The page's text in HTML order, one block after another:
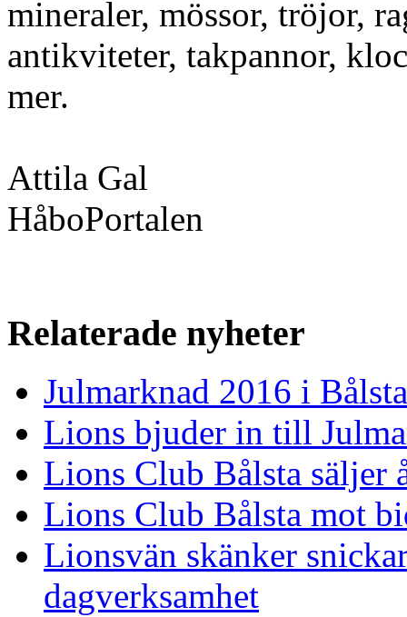
mineraler, mössor, tröjor,
antikviteter, takpannor,
mer.
Attila Gal
HåboPortalen
Relaterade nyheter
Julmarknad 2016 i
Lions bjuder in till
Lions Club Bålsta säljer
Lions Club Bålsta mot
Lionsvän skänker
dagverksamhet